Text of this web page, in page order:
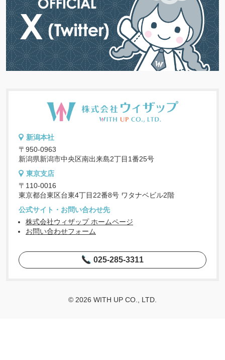
新潟本社
〒950-0963
新潟県新潟市中央区南出来島2丁目1番25号
東京支店
〒110-0016
東京都台東区台東4丁目22番8号 ワタナベビル2階
公式サイト・お問い合わせ先
株式会社ウィザップ ホームページ
お問い合わせフォーム
025-285-3311
© 2026 WITH UP CO., LTD.